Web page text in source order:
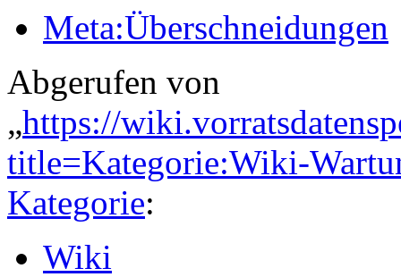
Meta:Überschneidungen
Abgerufen von
„https://
title=Kategorie:Wiki-
Kategorie:
Wiki